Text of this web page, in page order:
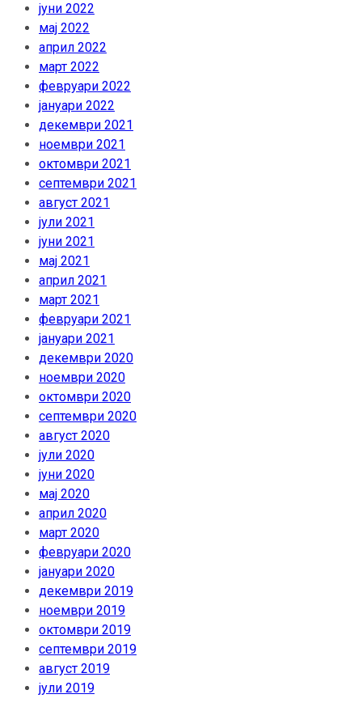
јуни 2022
мај 2022
април 2022
март 2022
февруари 2022
јануари 2022
декември 2021
ноември 2021
октомври 2021
септември 2021
август 2021
јули 2021
јуни 2021
мај 2021
април 2021
март 2021
февруари 2021
јануари 2021
декември 2020
ноември 2020
октомври 2020
септември 2020
август 2020
јули 2020
јуни 2020
мај 2020
април 2020
март 2020
февруари 2020
јануари 2020
декември 2019
ноември 2019
октомври 2019
септември 2019
август 2019
јули 2019